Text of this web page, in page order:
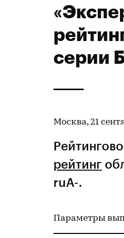
серии
Москва, 21
рейтинг
ruA-.
Параметры